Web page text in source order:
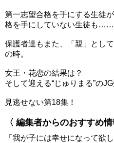
第一志望合格を手にする生徒
格を手にしていない生徒も……
保護者達もまた、「親」とし
の時。
女王・花恋の結果は？
そして迎える“じゅりまる”の
見逃せない第18集！
〈 編集者からのおすすめ情
「我が子には幸せになって欲